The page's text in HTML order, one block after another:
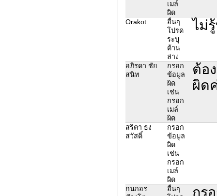
เมล์
ผิด
Orakot
อื่นๆ
โปรด
ระบุ
ด้าน
ล่าง
ไม่
อภิรดา ชัย
สนิท
กรอก
ข้อมูล
ผิด
เช่น
กรอก
เมล์
ผิด
ต้อ
ผิด
สริตา ธง
สวัสดิ์
กรอก
ข้อมูล
ผิด
เช่น
กรอก
เมล์
ผิด
กนกอร
อื่นๆ
กร